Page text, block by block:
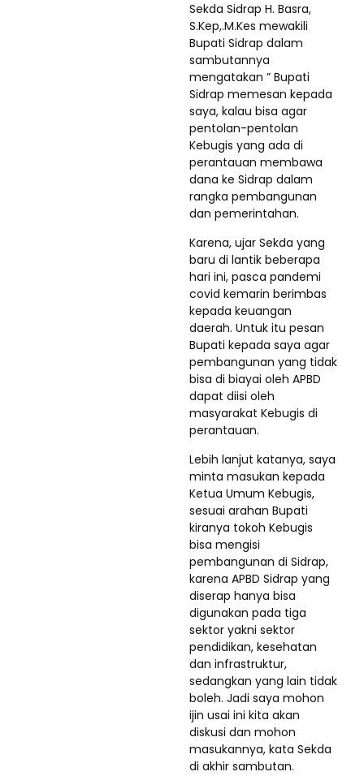
Sekda Sidrap H. Basra,
S.Kep,.M.Kes mewakili
Bupati Sidrap dalam
sambutannya
mengatakan ” Bupati
Sidrap memesan kepada
saya, kalau bisa agar
pentolan-pentolan
Kebugis yang ada di
perantauan membawa
dana ke Sidrap dalam
rangka pembangunan
dan pemerintahan.
Karena, ujar Sekda yang
baru di lantik beberapa
hari ini, pasca pandemi
covid kemarin berimbas
kepada keuangan
daerah. Untuk itu pesan
Bupati kepada saya agar
pembangunan yang tidak
bisa di biayai oleh APBD
dapat diisi oleh
masyarakat Kebugis di
perantauan.
Lebih lanjut katanya, saya
minta masukan kepada
Ketua Umum Kebugis,
sesuai arahan Bupati
kiranya tokoh Kebugis
bisa mengisi
pembangunan di Sidrap,
karena APBD Sidrap yang
diserap hanya bisa
digunakan pada tiga
sektor yakni sektor
pendidikan, kesehatan
dan infrastruktur,
sedangkan yang lain tidak
boleh. Jadi saya mohon
ijin usai ini kita akan
diskusi dan mohon
masukannya, kata Sekda
di akhir sambutan.